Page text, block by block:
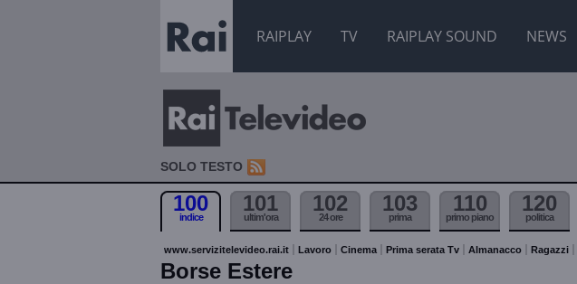
RAIPLAY TV RAIPLAY SOUND NEWS
SOLO TESTO
100
indice
101
ultim'ora
102
24 ore
103
prima
110
primo piano
120
politica
www.servizitelevideo.rai.it Lavoro Cinema Prima serata Tv Almanacco Ragazzi
Borse Estere